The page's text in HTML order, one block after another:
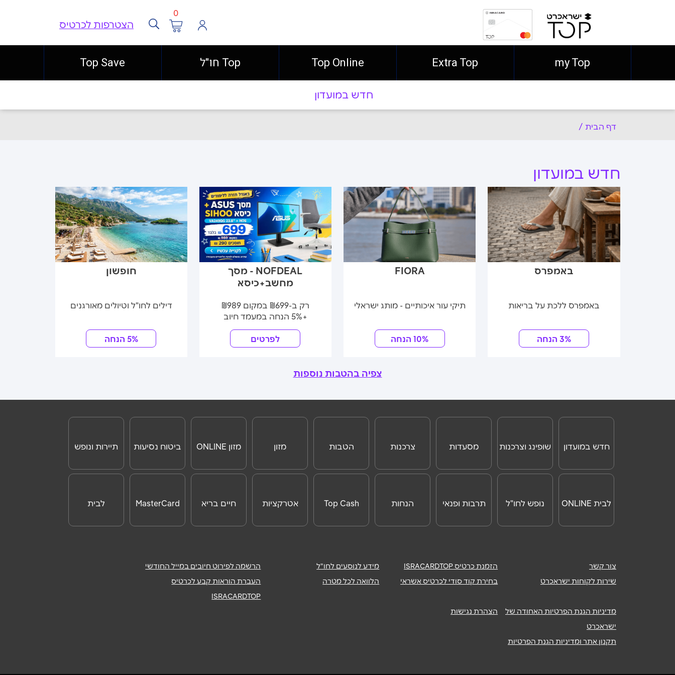
הצטרפות לכרטיס
0
Top Save Top חו"ל Top Online Extra Top my Top
דף הבית /
חדש במועדון
חדש במועדון
באמפרס
באמפרס ללכת על בריאות
3% הנחה
FIORA
תיקי עור איכותיים - מותג ישראלי
10% הנחה
NOFDEAL - מסך
מחשב+כיסא
רק ב-₪699 במקום ₪989
+5% הנחה במעמד חיוב
לפרטים
חופשון
דילים לחו"ל וטיולים מאורגנים
5% הנחה
צפיה בהטבות נוספות
חדש במועדון שופינג וצרכנות מסעדות
צרכנות
הטבות
מזון מזון ONLINE
ביטוח נסיעות
תיירות ונופש
לבית ONLINE נופש לחו"ל תרבות ופנאי
הנחות
Top Cash אטרקציות חיים בריא
MasterCard
לבית
צור קשר
שירות לקוחות ישראכרט
הזמנת כרטיס ISRACARDTOP
בחירת קוד סודי לכרטיס אשראי
מידע לנוסעים לחו"ל
הלוואה לכל מטרה
הרשמה לפירוט חיובים במייל החודשי
העברת הוראות קבע לכרטיס
ISRACARDTOP
מדיניות הגנת הפרטיות האחודה של
ישראכרט
תקנון אתר ומדיניות הגנת הפרטיות
הצהרת נגישות